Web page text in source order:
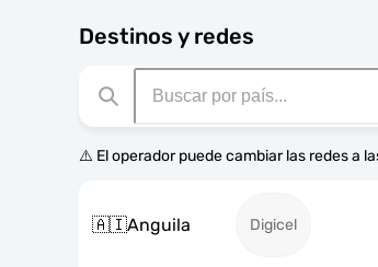
Destinos y redes
⚠️ El operador puede cambiar las redes a
🇦🇮Anguila Digicel